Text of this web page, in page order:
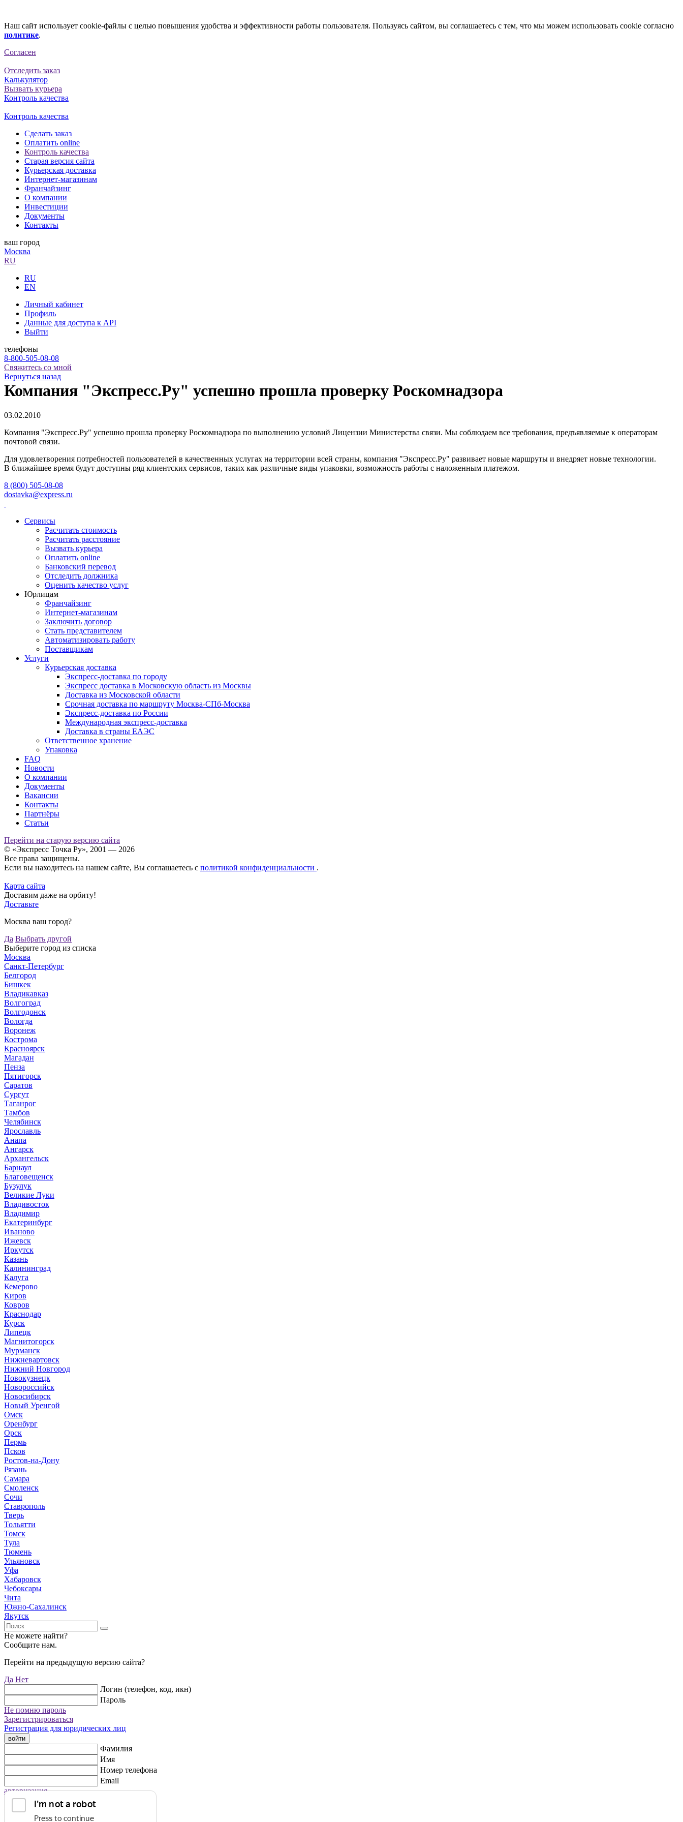
Наш сайт использует cookie-файлы с целью повышения удобства и эффективности работы пользователя. Пользуясь сайтом, вы соглашаетесь с тем, что мы можем использовать cookie согласно
политике.
Согласен
Отследить заказ
Калькулятор
Вызвать курьера
Контроль качества
Контроль качества
Сделать заказ
Оплатить online
Контроль качества
Старая версия сайта
Курьерская доставка
Интернет-магазинам
Франчайзинг
О компании
Инвестиции
Документы
Контакты
ваш город
Москва
RU
RU
EN
Личный кабинет
Профиль
Данные для доступа к API
Выйти
телефоны
8-800-505-08-08
Свяжитесь со мной
Вернуться назад
Компания "Экспресс.Ру" успешно прошла проверку Роскомнадзора
03.02.2010
Компания "Экспресс.Ру" успешно прошла проверку Роскомнадзора по выполнению условий Лицензии Министерства связи. Мы соблюдаем все требования, предъявляемые к операторам
почтовой связи.
Для удовлетворения потребностей пользователей в качественных услугах на территории всей страны, компания "Экспресс.Ру" развивает новые маршруты и внедряет новые технологии.
В ближайшее время будут доступны ряд клиентских сервисов, таких как различные виды упаковки, возможность работы с наложенным платежом.
8 (800) 505-08-08
dostavka@express.ru
Сервисы
Расчитать стоимость
Расчитать расстояние
Вызвать курьера
Оплатить online
Банковский перевод
Отследить должника
Оценить качество услуг
Юрлицам
Франчайзинг
Интернет-магазинам
Заключить договор
Стать представителем
Автоматизировать работу
Поставщикам
Услуги
Курьерская доставка
Экспресс-доставка по городу
Экспресс доставка в Московскую область из Москвы
Доставка из Московской области
Срочная доставка по маршруту Москва-СПб-Москва
Экспресс-доставка по России
Международная экспресс-доставка
Доставка в страны ЕАЭС
Ответственное хранение
Упаковка
FAQ
Новости
О компании
Документы
Вакансии
Контакты
Партнёры
Статьи
Перейти на старую версию сайта
© «Экспресс Точка Ру», 2001 — 2026
Все права защищены.
Если вы находитесь на нашем сайте, Вы соглашаетесь с политикой конфиденциальности .
Карта сайта
Доставим даже на орбиту!
Доставьте
Москва ваш город?
Да Выбрать другой
Выберите город из списка
Москва
Санкт-Петербург
Белгород
Бишкек
Владикавказ
Волгоград
Волгодонск
Вологда
Воронеж
Кострома
Красноярск
Магадан
Пенза
Пятигорск
Саратов
Сургут
Таганрог
Тамбов
Челябинск
Ярославль
Анапа
Ангарск
Архангельск
Барнаул
Благовещенск
Бузулук
Великие Луки
Владивосток
Владимир
Екатеринбург
Иваново
Ижевск
Иркутск
Казань
Калининград
Калуга
Кемерово
Киров
Ковров
Краснодар
Курск
Липецк
Магнитогорск
Мурманск
Нижневартовск
Нижний Новгород
Новокузнецк
Новороссийск
Новосибирск
Новый Уренгой
Омск
Оренбург
Орск
Пермь
Псков
Ростов-на-Дону
Рязань
Самара
Смоленск
Сочи
Ставрополь
Тверь
Тольятти
Томск
Тула
Тюмень
Ульяновск
Уфа
Хабаровск
Чебоксары
Чита
Южно-Сахалинск
Якутск
Не можете найти?
Сообщите нам.
Перейти на предыдущую версию сайта?
Да Нет
Логин (телефон, код, икн)
Пароль
Не помню пароль
Зарегистрироваться
Регистрация для юридических лиц
войти
Фамилия
Имя
Номер телефона
Email
авторизация
Регистрация для юридических лиц